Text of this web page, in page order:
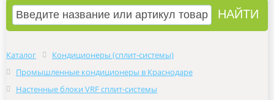
Каталог
Кондиционеры (сплит-системы)
Промышленные кондиционеры в Краснодаре
Настенные блоки VRF сплит-системы